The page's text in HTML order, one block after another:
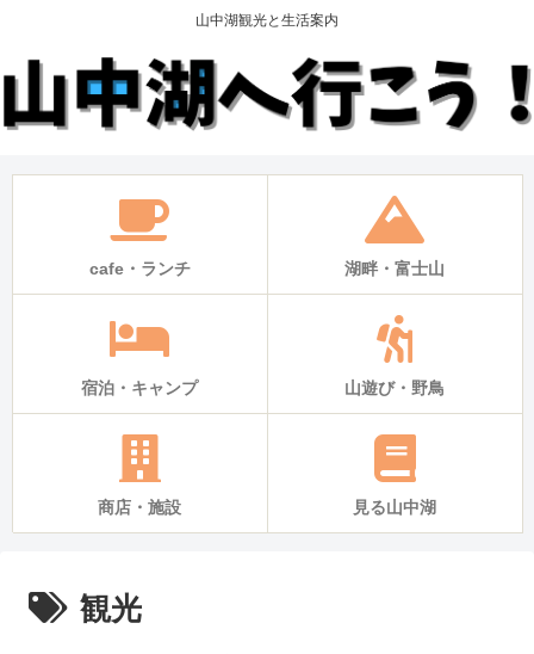
山中湖観光と生活案内
cafe・ランチ 湖畔・富士山
宿泊・キャンプ 山遊び・野鳥
商店・施設 見る山中湖
観光